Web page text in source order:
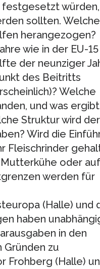
festgesetzt würden,
sollten. Welche
herangezogen?
wie in der EU-15
der neunziger
des Beitritts
Welche
und was
Struktur wird der
Wird die
Fleischrinder
oder auf
werden für
(Halle) und
haben
in den
zu
Frohberg (Halle)